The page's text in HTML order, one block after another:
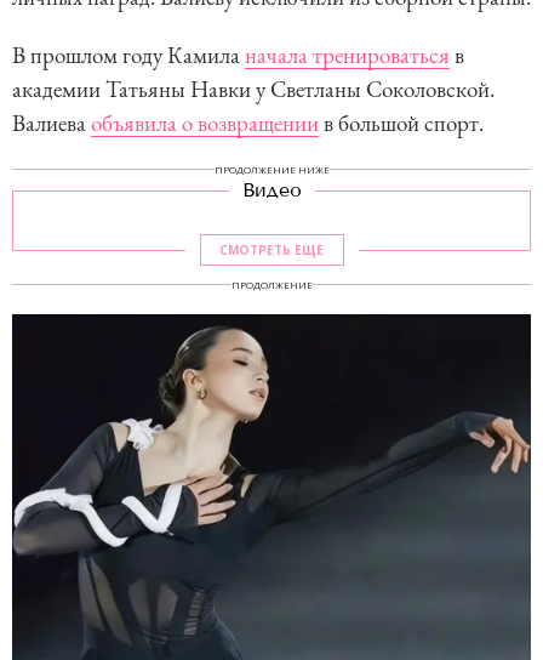
В прошлом году Камиланачала тренироваться в
академии Татьяны Навки у Светланы Соколовской.
Валиеваобъявила о возвращениив большой спорт.
ПРОДОЛЖЕНИЕ НИЖЕ
Видео
СМОТРЕТЬ ЕЩЕ
ПРОДОЛЖЕНИЕ